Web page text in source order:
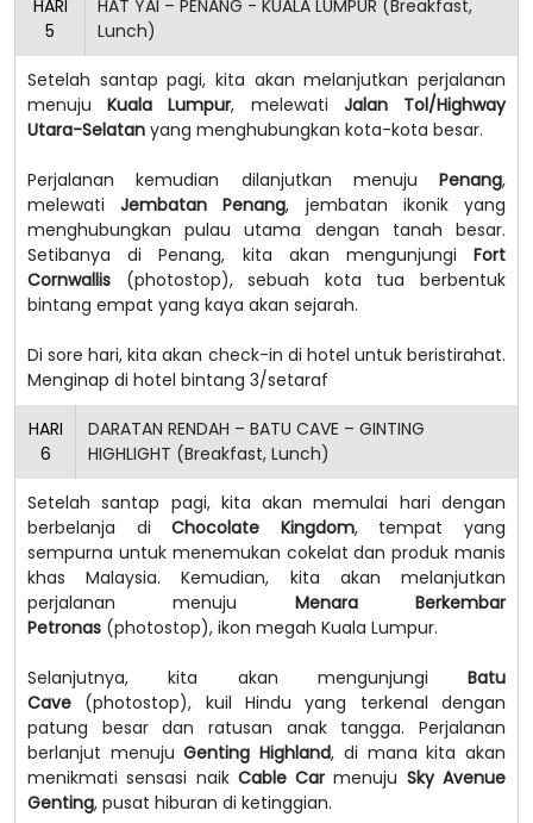
HARI
5
HAT YAI – PENANG - KUALA LUMPUR (Breakfast,
Lunch)
Setelah santap pagi, kita akan melanjutkan perjalanan
menujuKuala Lumpur, melewati Jalan Tol/Highway
Utara-Selatan yang menghubungkan kota-kota besar.
Perjalanan kemudian dilanjutkan menuju Penang,
melewatiJembatan Penang, jembatan ikonik yang
menghubungkan pulau utama dengan tanah besar.
Setibanya di Penang, kita akan mengunjungi Fort
Cornwallis (photostop), sebuah kota tua berbentuk
bintang empat yang kaya akan sejarah.
Di sore hari, kita akan check-in di hotel untuk beristirahat.
Menginap di hotel bintang 3/setaraf
HARI
6
DARATAN RENDAH – BATU CAVE – GINTING
HIGHLIGHT (Breakfast, Lunch)
Setelah santap pagi, kita akan memulai hari dengan
berbelanja diChocolate Kingdom, tempat yang
sempurna untuk menemukan cokelat dan produk manis
khas Malaysia. Kemudian, kita akan melanjutkan
perjalanan menuju Menara Berkembar
Petronas (photostop), ikon megah Kuala Lumpur.
Selanjutnya, kita akan mengunjungi Batu
Cave (photostop), kuil Hindu yang terkenal dengan
patung besar dan ratusan anak tangga. Perjalanan
berlanjut menujuGenting Highland, di mana kita akan
menikmati sensasi naik Cable Car menuju Sky Avenue
Genting, pusat hiburan di ketinggian.